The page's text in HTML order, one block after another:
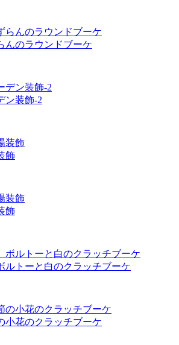
んのラウンドブーケ
装飾-2
飾
飾
トーと白のクラッチブーケ
小花のクラッチブーケ